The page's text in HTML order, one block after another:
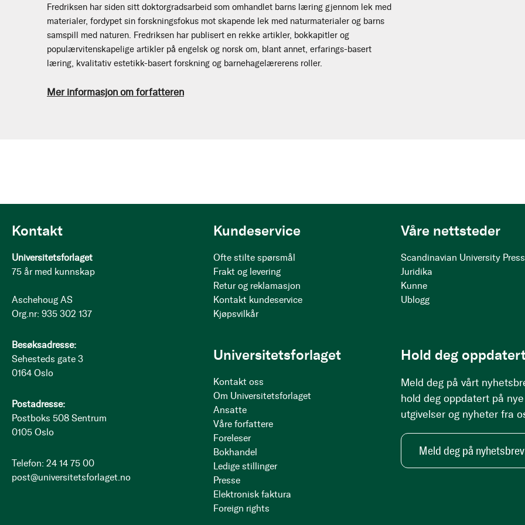
Fredriksen har siden sitt doktorgradsarbeid som omhandlet barns læring gjennom lek med
materialer, fordypet sin forskningsfokus mot skapende lek med naturmaterialer og barns
samspill med naturen. Fredriksen har publisert en rekke artikler, bokkapitler og
populærvitenskapelige artikler på engelsk og norsk om, blant annet, erfarings-basert
læring, kvalitativ estetikk-basert forskning og barnehagelærerens roller.
Mer informasjon om forfatteren
Kontakt
Universitetsforlaget
75 år med kunnskap
Aschehoug AS
Org.nr: 935 302 137
Besøksadresse:
Sehesteds gate 3
0164 Oslo
Postadresse:
Postboks 508 Sentrum
0105 Oslo
Telefon: 24 14 75 00
post@universitetsforlaget.no
Kundeservice
Ofte stilte spørsmål
Frakt og levering
Retur og reklamasjon
Kontakt kundeservice
Kjøpsvilkår
Våre nettsteder
Scandinavian University Press
Juridika
Kunne
Ublogg
Universitetsforlaget
Kontakt oss
Om Universitetsforlaget
Ansatte
Våre forfattere
Foreleser
Bokhandel
Ledige stillinger
Presse
Elektronisk faktura
Foreign rights
Hold deg
Meld deg på vårt
hold deg oppdatert på nye
utgivelser og nyheter fra
Meld deg på nyhetsbrev